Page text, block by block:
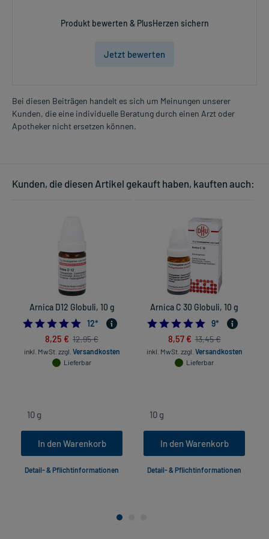
Produkt bewerten & PlusHerzen sichern
Jetzt bewerten
Bei diesen Beiträgen handelt es sich um Meinungen unserer
Kunden, die eine individuelle Beratung durch einen Arzt oder
Apotheker nicht ersetzen können.
Kunden, die diesen Artikel gekauft haben, kauften auch:
Arnica D12 Globuli, 10 g
5.0
12*
8,25 € 12,95 €
inkl. MwSt. zzgl. Versandkosten
Lieferbar
In den Warenkorb
Detail- & Pflichtinformationen
Arnica C 30 Globuli, 10 g
9*
8,57 € 13,45 €
inkl. MwSt. zzgl. Versandkosten
Lieferbar
In den Warenkorb
Detail- & Pflichtinformationen